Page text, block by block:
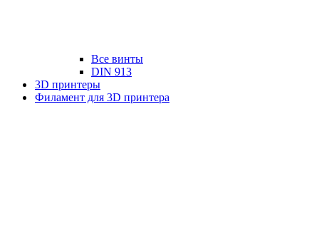
Все винты
DIN 913
3D принтеры
Филамент для 3D принтера